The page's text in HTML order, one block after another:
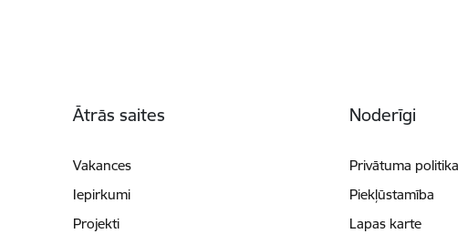
Ātrās saites
Vakances
Iepirkumi
Projekti
Noderīgi
Privātuma politika
Piekļūstamība
Lapas karte